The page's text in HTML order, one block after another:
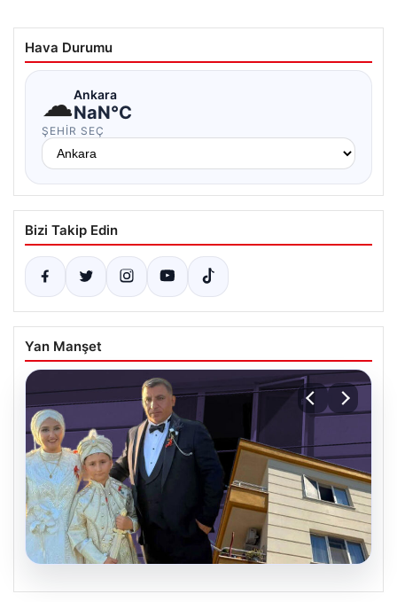
Hava Durumu
☁Ankara
NaN°C
ŞEHIR SEÇ
Bizi Takip Edin
Yan Manşet
06.08.2026